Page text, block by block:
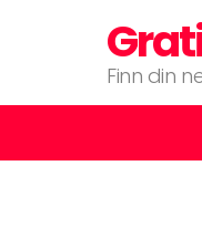
Finn din